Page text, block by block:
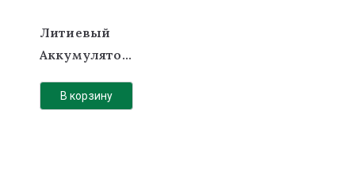
Литиевый
Аккумулятор
(LiFePO4) 24В
В корзину